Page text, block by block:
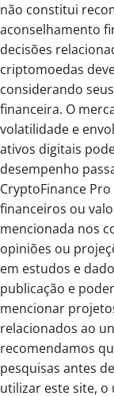
não constitui
aconselhamento
decisões
criptomoedas
considerando
financeira. O
volatilidade e
ativos digitais
desempenho
CryptoFinance
financeiros ou
mencionada nos
opiniões ou
em estudos e
publicação e
mencionar
relacionados ao
recomendamos
pesquisas antes
utilizar este site, o